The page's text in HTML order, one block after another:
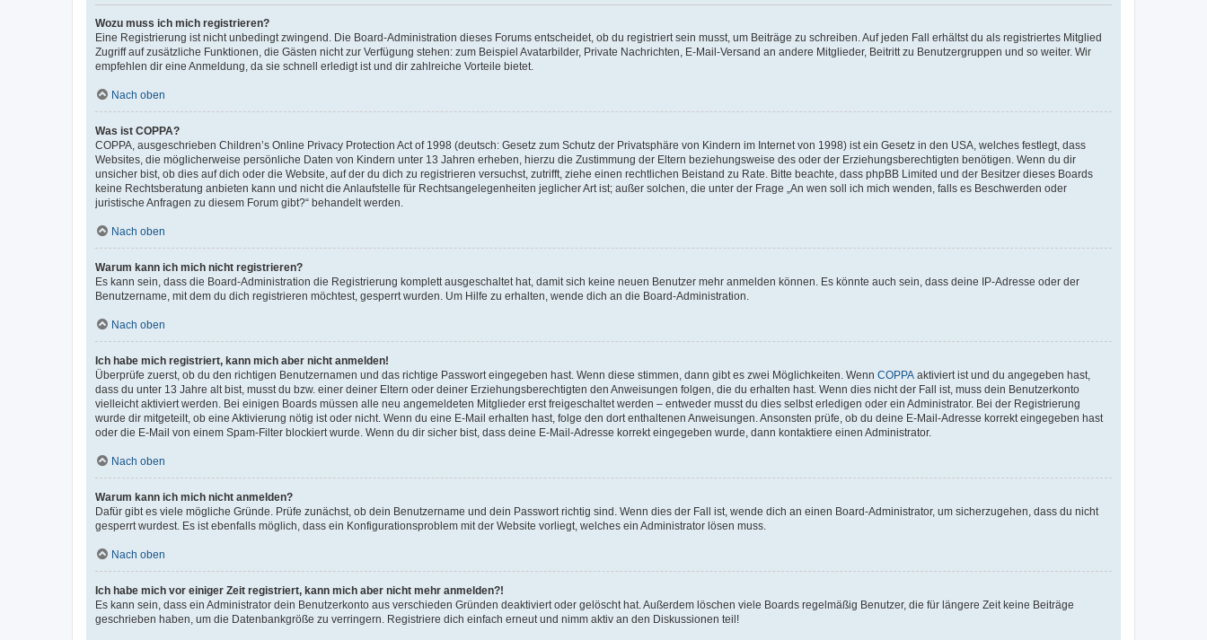
Wozu muss ich mich registrieren?
Eine Registrierung ist nicht unbedingt zwingend. Die Board-Administration dieses Forums entscheidet, ob du registriert sein musst, um Beiträge zu schreiben. Auf jeden Fall erhältst du als registriertes Mitglied
Zugriff auf zusätzliche Funktionen, die Gästen nicht zur Verfügung stehen: zum Beispiel Avatarbilder, Private Nachrichten, E-Mail-Versand an andere Mitglieder, Beitritt zu Benutzergruppen und so weiter. Wir
empfehlen dir eine Anmeldung, da sie schnell erledigt ist und dir zahlreiche Vorteile bietet.
Nach oben
Was ist COPPA?
COPPA, ausgeschrieben Children’s Online Privacy Protection Act of 1998 (deutsch: Gesetz zum Schutz der Privatsphäre von Kindern im Internet von 1998) ist ein Gesetz in den USA, welches festlegt, dass
Websites, die möglicherweise persönliche Daten von Kindern unter 13 Jahren erheben, hierzu die Zustimmung der Eltern beziehungsweise des oder der Erziehungsberechtigten benötigen. Wenn du dir
unsicher bist, ob dies auf dich oder die Website, auf der du dich zu registrieren versuchst, zutrifft, ziehe einen rechtlichen Beistand zu Rate. Bitte beachte, dass phpBB Limited und der Besitzer dieses Boards
keine Rechtsberatung anbieten kann und nicht die Anlaufstelle für Rechtsangelegenheiten jeglicher Art ist; außer solchen, die unter der Frage „An wen soll ich mich wenden, falls es Beschwerden oder
juristische Anfragen zu diesem Forum gibt?“ behandelt werden.
Nach oben
Warum kann ich mich nicht registrieren?
Es kann sein, dass die Board-Administration die Registrierung komplett ausgeschaltet hat, damit sich keine neuen Benutzer mehr anmelden können. Es könnte auch sein, dass deine IP-Adresse oder der
Benutzername, mit dem du dich registrieren möchtest, gesperrt wurden. Um Hilfe zu erhalten, wende dich an die Board-Administration.
Nach oben
Ich habe mich registriert, kann mich aber nicht anmelden!
Überprüfe zuerst, ob du den richtigen Benutzernamen und das richtige Passwort eingegeben hast. Wenn diese stimmen, dann gibt es zwei Möglichkeiten. Wenn COPPA aktiviert ist und du angegeben hast,
dass du unter 13 Jahre alt bist, musst du bzw. einer deiner Eltern oder deiner Erziehungsberechtigten den Anweisungen folgen, die du erhalten hast. Wenn dies nicht der Fall ist, muss dein Benutzerkonto
vielleicht aktiviert werden. Bei einigen Boards müssen alle neu angemeldeten Mitglieder erst freigeschaltet werden – entweder musst du dies selbst erledigen oder ein Administrator. Bei der Registrierung
wurde dir mitgeteilt, ob eine Aktivierung nötig ist oder nicht. Wenn du eine E-Mail erhalten hast, folge den dort enthaltenen Anweisungen. Ansonsten prüfe, ob du deine E-Mail-Adresse korrekt eingegeben hast
oder die E-Mail von einem Spam-Filter blockiert wurde. Wenn du dir sicher bist, dass deine E-Mail-Adresse korrekt eingegeben wurde, dann kontaktiere einen Administrator.
Nach oben
Warum kann ich mich nicht anmelden?
Dafür gibt es viele mögliche Gründe. Prüfe zunächst, ob dein Benutzername und dein Passwort richtig sind. Wenn dies der Fall ist, wende dich an einen Board-Administrator, um sicherzugehen, dass du nicht
gesperrt wurdest. Es ist ebenfalls möglich, dass ein Konfigurationsproblem mit der Website vorliegt, welches ein Administrator lösen muss.
Nach oben
Ich habe mich vor einiger Zeit registriert, kann mich aber nicht mehr anmelden?!
Es kann sein, dass ein Administrator dein Benutzerkonto aus verschieden Gründen deaktiviert oder gelöscht hat. Außerdem löschen viele Boards regelmäßig Benutzer, die für längere Zeit keine Beiträge
geschrieben haben, um die Datenbankgröße zu verringern. Registriere dich einfach erneut und nimm aktiv an den Diskussionen teil!